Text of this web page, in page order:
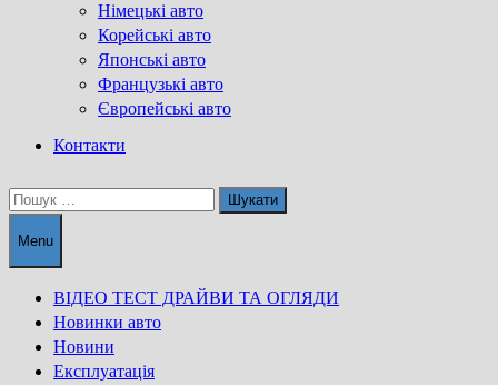
Німецькі авто
Корейські авто
Японські авто
Французькі авто
Європейські авто
Контакти
Пошук:
Menu
ВІДЕО ТЕСТ ДРАЙВИ ТА ОГЛЯДИ
Новинки авто
Новини
Експлуатація